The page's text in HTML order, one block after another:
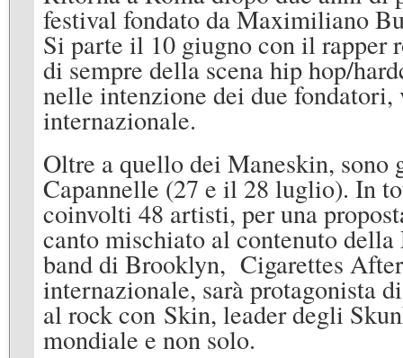
festival fondato da Maximiliano
Si parte il 10 giugno con il rapper
di sempre della scena hip hop/
nelle intenzione dei due
internazionale.
Oltre a quello dei Maneskin,
Capannelle (27 e il 28 luglio). In
coinvolti 48 artisti, per una
canto mischiato al contenuto
band di Brooklyn, Cigarettes
internazionale, sarà protagonista
al rock con Skin, leader degli
mondiale e non solo.